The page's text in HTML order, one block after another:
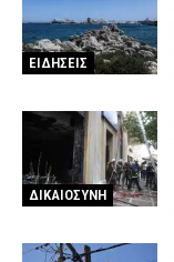
ΕΙΔΗΣΕΙΣ
ΔΙΚΑΙΟΣΥΝΗ